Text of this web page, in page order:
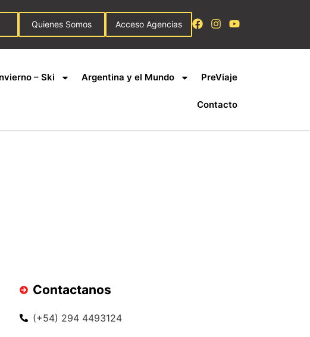
Quienes Somos Acceso Agencias
– Ski Argentina y el Mundo PreViaje
Contacto
Contactanos
(+54) 294 4493124